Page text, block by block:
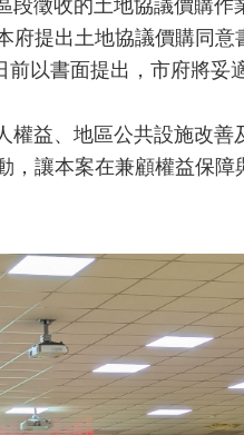
徵收的土地協議價購作
提出土地協議價購同意
以書面提出，市府將妥
益、地區公共設施改善
，讓本案在兼顧權益保障